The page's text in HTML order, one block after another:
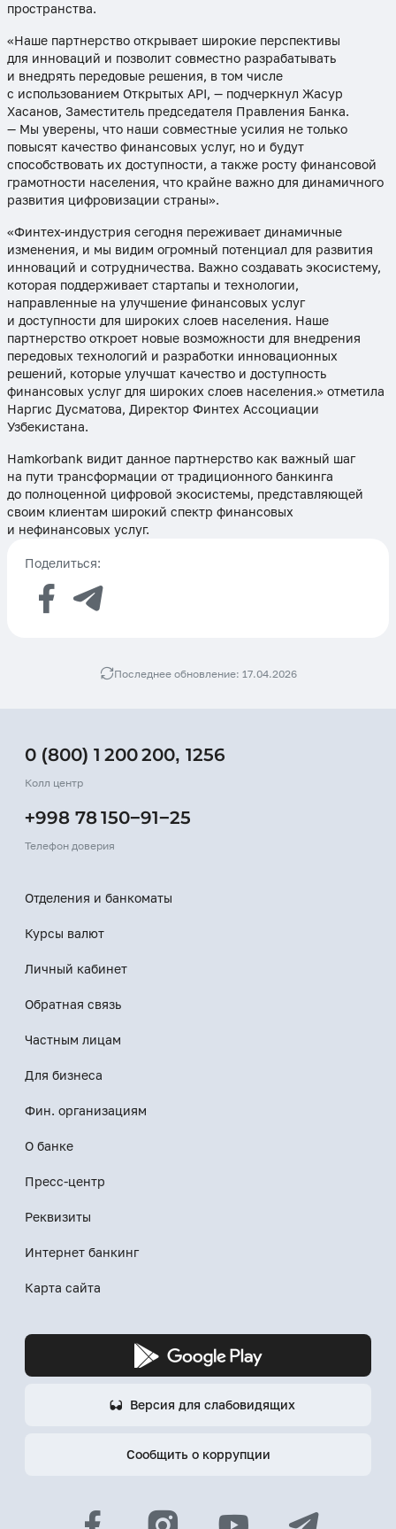
пространства.
«Наше партнерство открывает широкие перспективы
для инноваций и позволит совместно разрабатывать
и внедрять передовые решения, в том числе
с использованием Открытых API, — подчеркнул Жасур
Хасанов, Заместитель председателя Правления Банка.
— Мы уверены, что наши совместные усилия не только
повысят качество финансовых услуг, но и будут
способствовать их доступности, а также росту финансовой
грамотности населения, что крайне важно для динамичного
развития цифровизации страны».
«Финтех-индустрия сегодня переживает динамичные
изменения, и мы видим огромный потенциал для развития
инноваций и сотрудничества. Важно создавать экосистему,
которая поддерживает стартапы и технологии,
направленные на улучшение финансовых услуг
и доступности для широких слоев населения. Наше
партнерство откроет новые возможности для внедрения
передовых технологий и разработки инновационных
решений, которые улучшат качество и доступность
финансовых услуг для широких слоев населения.» отметила
Наргис Дусматова, Директор Финтех Ассоциации
Узбекистана.
Hamkorbank видит данное партнерство как важный шаг
на пути трансформации от традиционного банкинга
до полноценной цифровой экосистемы, представляющей
своим клиентам широкий спектр финансовых
и нефинансовых услуг.
Поделиться:
Последнее обновление: 17.04.2026
0 (800) 1 200 200, 1256
Колл центр
+998 78 150−91−25
Телефон доверия
Отделения и банкоматы
Курсы валют
Личный кабинет
Обратная связь
Частным лицам
Для бизнеса
Фин. организациям
О банке
Пресс-центр
Реквизиты
Интернет банкинг
Карта сайта
Версия для слабовидящих
Сообщить о коррупции